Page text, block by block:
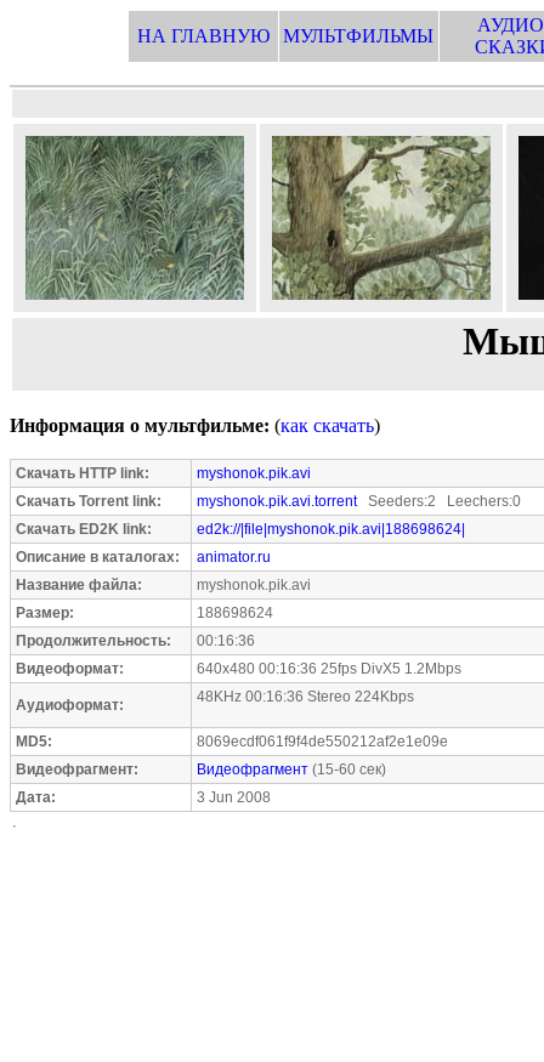
НА ГЛАВНУЮ МУЛЬТФИЛЬМЫ
Информация о мультфильме: (как скачать)
Скачать HTTP link:
myshonok.pik.avi
Скачать Torrent link:
myshonok.pik.avi.torrentSeeders:2 Leechers:0
Скачать ED2K link:
ed2k://|file|myshonok.pik.avi|188698624|
Описание в каталогах:
animator.ru
Название файла:
myshonok.pik.avi
Размер:
188698624
Продолжительность:
00:16:36
Видеоформат:
640x480 00:16:36 25fps DivX5 1.2Mbps
Аудиоформат: 48KHz 00:16:36 Stereo 224Kbps
MD5:
8069ecdf061f9f4de550212af2e1e09e
Видеофрагмент:
Видеофрагмент (15-60 сек)
Дата:
3 Jun 2008